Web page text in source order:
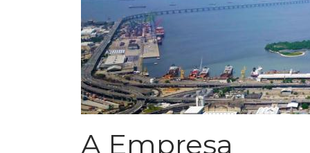
A Empresa